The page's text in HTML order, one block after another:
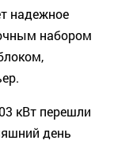
надежное
набором
кВт перешли
день